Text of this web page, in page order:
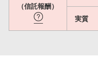
（信託報酬）
実質